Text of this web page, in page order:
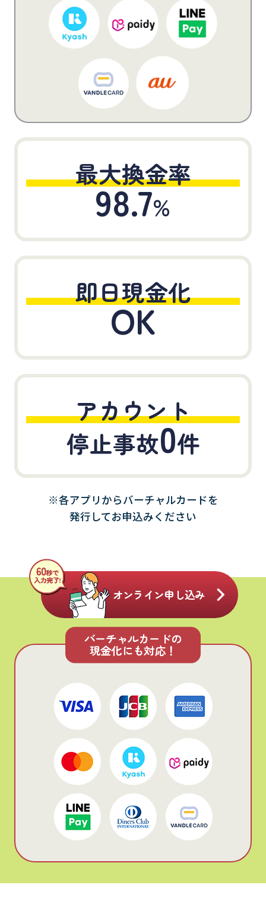
最大換金率
98.7%
即日現金化
OK
アカウント
停止事故0件
※各アプリからバーチャルカードを
発行してお申込みください
オンライン申し込み
バーチャルカードの
現金化にも対応！